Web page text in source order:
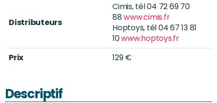
Distributeurs
Cimis, tél 04 72 69 70
88www.cimis.fr
Hoptoys, tél 04 67 13 81
10www.hoptoys.fr
Prix
129 €
Descriptif